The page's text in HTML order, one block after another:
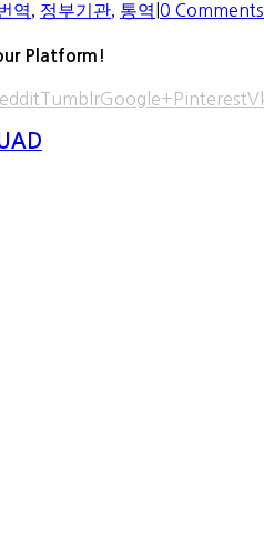
역, 정부기관, 통역 0 Comments
Platform!
TumblrGoogle+ Pinterest